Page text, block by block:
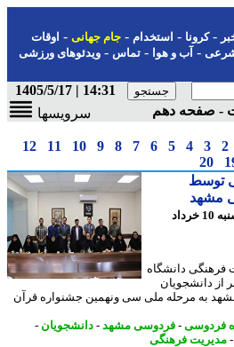
کرونا-استخدام- جام جهانی-اوقات
-آب و هوا-تماس-ویدئوهای ورزشی
14:31 | 1405/5/17
صفحه دهم
سرویسها
3
4
5
6
7
8
9
10
11
12
20
14 ماه پیش - شنبه 10 خرداد
دانشگاه
مرحله ملی سی ونهمین جشنواره قرآن
-فردوسی مشهد-دانشجویان-
فرهنگی